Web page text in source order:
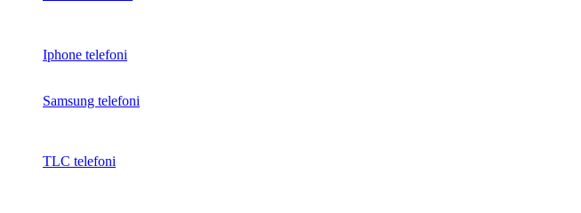
Iphone telefoni
Samsung telefoni
TLC telefoni